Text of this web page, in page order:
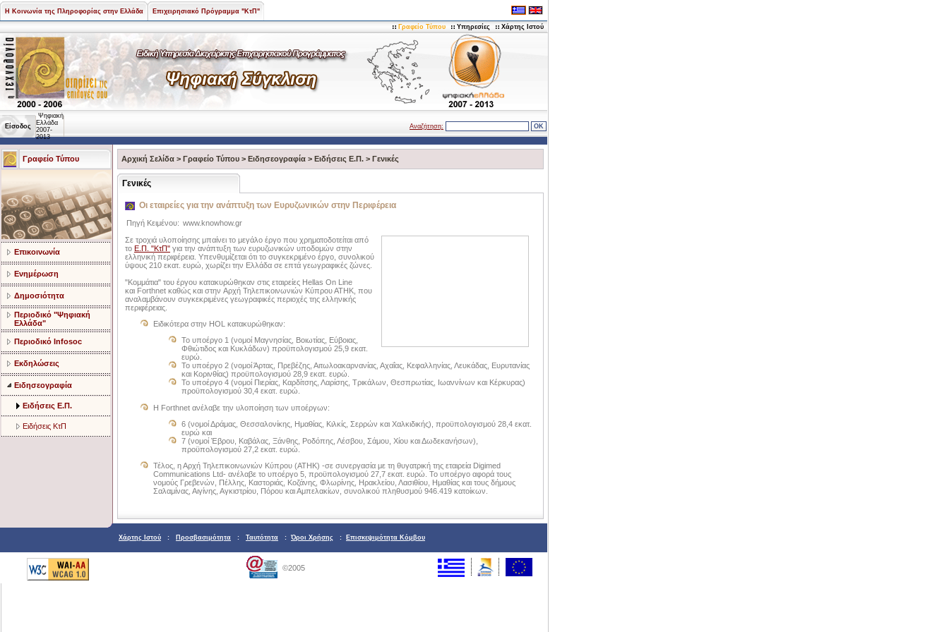
Η Κοινωνία της Πληροφορίας στην Ελλάδα Επιχειρησιακό Πρόγραμμα "ΚτΠ"
Γραφείο Τύπου Υπηρεσίες Χάρτης Ιστού
Είσοδος
Ψηφιακή
Ελλάδα
2007-
2013
Αναζήτηση:
Γραφείο Τύπου
Επικοινωνία
Ενημέρωση
Δημοσιότητα
Περιοδικό "Ψηφιακή
Ελλάδα"
Περιοδικό Infosoc
Εκδηλώσεις
Ειδησεογραφία
Ειδήσεις Ε.Π.
Ειδήσεις ΚτΠ
Αρχική Σελίδα > Γραφείο Τύπου > Ειδησεογραφία > Ειδήσεις Ε.Π. > Γενικές
Γενικές
Οι εταιρείες για την ανάπτυξη των Ευρυζωνικών στην Περιφέρεια
Πηγή Κειμένου: www.knowhow.gr
Σε τροχιά υλοποίησης μπαίνει το μεγάλο έργο που χρηματοδοτείται από
το Ε.Π. "ΚτΠ" για την ανάπτυξη των ευρυζωνικών υποδομών στην
ελληνική περιφέρεια. Υπενθυμίζεται ότι το συγκεκριμένο έργο, συνολικού
ύψους 210 εκατ. ευρώ, χωρίζει την Ελλάδα σε επτά γεωγραφικές ζώνες.
"Κομμάτια" του έργου κατακυρώθηκαν στις εταιρείες Hellas On Line
και Forthnet καθώς και στην Αρχή Τηλεπικοινωνιών Κύπρου ΑΤΗΚ, που
αναλαμβάνουν συγκεκριμένες γεωγραφικές περιοχές της ελληνικής
περιφέρειας.
Ειδικότερα στην HOL κατακυρώθηκαν:
Το υποέργο 1 (νομοί Μαγνησίας, Βοιωτίας, Εύβοιας,
Φθιώτιδος και Κυκλάδων) προϋπολογισμού 25,9 εκατ.
ευρώ.
Το υποέργο 2 (νομοί Άρτας, Πρεβέζης, Αιτωλοακαρνανίας, Αχαΐας, Κεφαλληνίας, Λευκάδας, Ευρυτανίας
και Κορινθίας) προϋπολογισμού 28,9 εκατ. ευρώ.
Το υποέργο 4 (νομοί Πιερίας, Καρδίτσης, Λαρίσης, Τρικάλων, Θεσπρωτίας, Ιωαννίνων και Κέρκυρας)
προϋπολογισμού 30,4 εκατ. ευρώ.
Η Forthnet ανέλαβε την υλοποίηση των υποέργων:
6 (νομοί Δράμας, Θεσσαλονίκης, Ημαθίας, Κιλκίς, Σερρών και Χαλκιδικής), προϋπολογισμού 28,4 εκατ.
ευρώ και
7 (νομοί Έβρου, Καβάλας, Ξάνθης, Ροδόπης, Λέσβου, Σάμου, Χίου και Δωδεκανήσων),
προϋπολογισμού 27,2 εκατ. ευρώ.
Τέλος, η Αρχή Τηλεπικοινωνιών Κύπρου (ΑΤΗΚ) -σε συνεργασία με τη θυγατρική της εταιρεία Digimed
Communications Ltd- ανέλαβε το υποέργο 5, προϋπολογισμού 27,7 εκατ. ευρώ. Το υποέργο αφορά τους
νομούς Γρεβενών, Πέλλης, Καστοριάς, Κοζάνης, Φλωρίνης, Ηρακλείου, Λασιθίου, Ημαθίας και τους δήμους
Σαλαμίνας, Αιγίνης, Αγκιστρίου, Πόρου και Αμπελακίων, συνολικού πληθυσμού 946.419 κατοίκων.
Χάρτης Ιστού : Προσβασιμότητα : Ταυτότητα : Όροι Χρήσης : Επισκεψιμότητα Κόμβου
©2005